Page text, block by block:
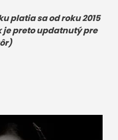
platia sa od roku 2015
preto updatnutý pre